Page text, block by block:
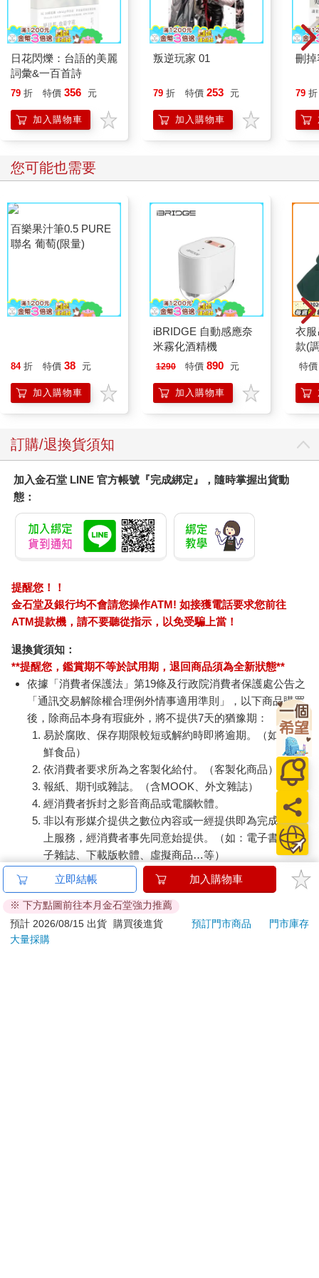
日花閃爍：台語的美麗
詞彙&一百首詩
79 折 特價 356 元
加入購物車
叛逆玩家 01
79 折 特價 253 元
加入購物車
刪
79 折
您可能也需要
百樂果汁筆0.5 PURE
聯名 葡萄(限量)
84 折 特價 38 元
加入購物車
iBRIDGE 自動感應奈
米霧化酒精機
1290 特價 890 元
加入購物車
衣
款(
特價
訂購/退換貨須知
加入金石堂 LINE 官方帳號『完成綁定』，隨時掌握出貨動
態：
提醒您！！
金石堂及銀行均不會請您操作ATM! 如接獲電話要求您前往
ATM提款機，請不要聽從指示，以免受騙上當！
退換貨須知：
**提醒您，鑑賞期不等於試用期，退回商品須為全新狀態**
依據「消費者保護法」第19條及行政院消費者保護處公告之
「通訊交易解除權合理例外情事適用準則」，以下商品購買
後，除商品本身有瑕疵外，將不提供7天的猶豫期：
易於腐敗、保存期限較短或解約時即將逾期。（如：生
鮮食品）
依消費者要求所為之客製化給付。（客製化商品）
報紙、期刊或雜誌。（含MOOK、外文雜誌）
經消費者拆封之影音商品或電腦軟體。
非以有形媒介提供之數位內容或一經提供即為完成之線
上服務，經消費者事先同意始提供。（如：電子書、電
子雜誌、下載版軟體、虛擬商品…等）
已拆封之個人衛生用品。（如：內衣褲、刮鬍刀、除毛
若非上列種類商品，均享有到貨7天的猶豫期（含例假
日）。
辦理退換貨時，商品（組合商品恕無法接受單獨退貨）必須
立即結帳 加入購物車
※ 下方點圖前往本月金石堂強力推薦
預計 2026/08/15 出貨
購買後進貨 預訂門市商品
門市庫存
大量採購